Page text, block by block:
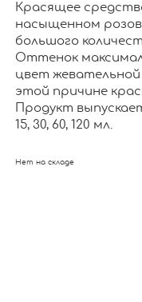
Красящее
насыщенном
большого
Оттенок
цвет жевательной
этой причине
Продукт
15, 30, 60, 120 мл.
Нет на складе